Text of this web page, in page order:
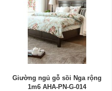
Giường ngủ gỗ sồi Nga rộng
1m6 AHA-PN-G-014